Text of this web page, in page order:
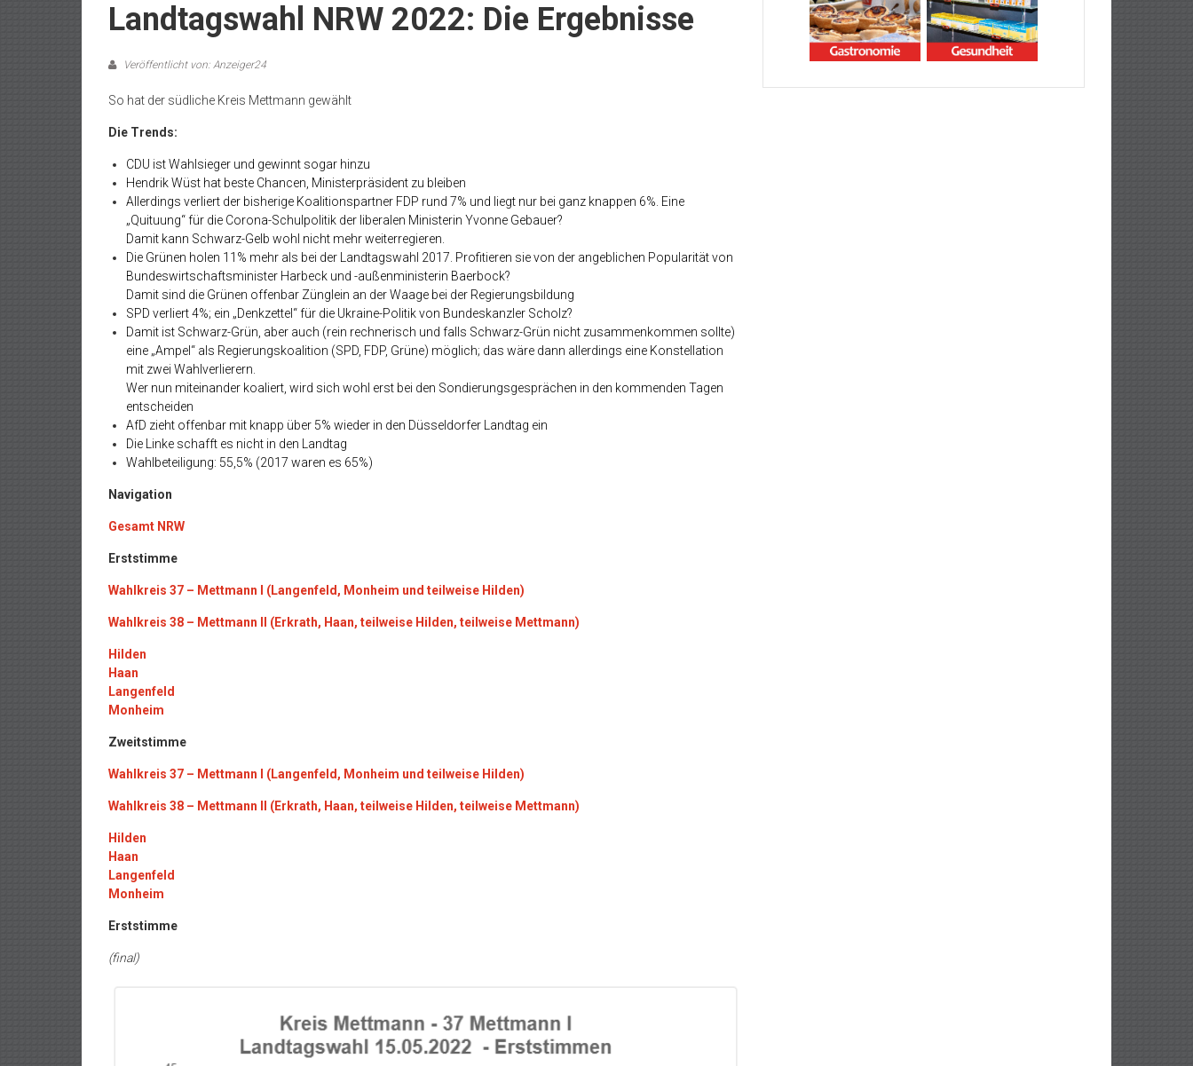
Landtagswahl NRW 2022: Die Ergebnisse
Veröffentlicht von: Anzeiger24
So hat der südliche Kreis Mettmann gewählt
Die Trends:
CDU ist Wahlsieger und gewinnt sogar hinzu
Hendrik Wüst hat beste Chancen, Ministerpräsident zu bleiben
Allerdings verliert der bisherige Koalitionspartner FDP rund 7% und liegt nur bei ganz knappen 6%. Eine
„Quituung“ für die Corona-Schulpolitik der liberalen Ministerin Yvonne Gebauer?
Damit kann Schwarz-Gelb wohl nicht mehr weiterregieren.
Die Grünen holen 11% mehr als bei der Landtagswahl 2017. Profitieren sie von der angeblichen Popularität von
Bundeswirtschaftsminister Harbeck und -außenministerin Baerbock?
Damit sind die Grünen offenbar Zünglein an der Waage bei der Regierungsbildung
SPD verliert 4%; ein „Denkzettel“ für die Ukraine-Politik von Bundeskanzler Scholz?
Damit ist Schwarz-Grün, aber auch (rein rechnerisch und falls Schwarz-Grün nicht zusammenkommen sollte)
eine „Ampel“ als Regierungskoalition (SPD, FDP, Grüne) möglich; das wäre dann allerdings eine Konstellation
mit zwei Wahlverlierern.
Wer nun miteinander koaliert, wird sich wohl erst bei den Sondierungsgesprächen in den kommenden Tagen
entscheiden
AfD zieht offenbar mit knapp über 5% wieder in den Düsseldorfer Landtag ein
Die Linke schafft es nicht in den Landtag
Wahlbeteiligung: 55,5% (2017 waren es 65%)
Navigation
Gesamt NRW
Erststimme
Wahlkreis 37 – Mettmann I (Langenfeld, Monheim und teilweise Hilden)
Wahlkreis 38 – Mettmann II (Erkrath, Haan, teilweise Hilden, teilweise Mettmann)
Hilden
Haan
Langenfeld
Monheim
Zweitstimme
Wahlkreis 37 – Mettmann I (Langenfeld, Monheim und teilweise Hilden)
Wahlkreis 38 – Mettmann II (Erkrath, Haan, teilweise Hilden, teilweise Mettmann)
Hilden
Haan
Langenfeld
Monheim
Erststimme
(final)